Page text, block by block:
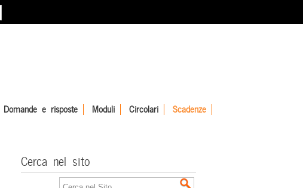
Domande e risposte Moduli Circolari Scadenze
Cerca nel sito